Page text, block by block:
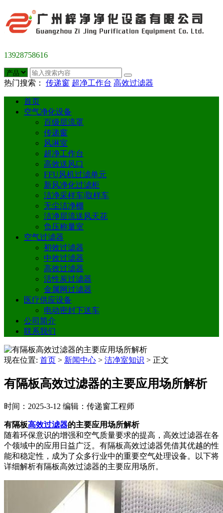
13928758616
热门搜索： 传递窗 超净工作台 高效过滤器
首页
空气净化设备
百级层流罩
传递窗
风淋室
超净工作台
高效送风口
FFU风机过滤单元
新风净化过滤柜
洁净采样车|取样车
无尘洁净棚
洁净层流送风天花
负压称量室
空气过滤器
初效过滤器
中效过滤器
高效过滤器
活性炭过滤器
金属网过滤器
医疗供应设备
电动密封下送车
公司简介
联系我们
现在位置: 首页 > 新闻中心 > 洁净室知识 > 正文
有隔板高效过滤器的主要应用场所解析
时间：2025-3-12 编辑：传递窗工程师
有隔板高效过滤器的主要应用场所解析
随着环保意识的增强和空气质量要求的提高，高效过滤器在各
个领域中的应用日益广泛。有隔板高效过滤器凭借其优越的性
能和稳定性，成为了众多行业中的重要空气处理设备。以下将
详细解析有隔板高效过滤器的主要应用场所。